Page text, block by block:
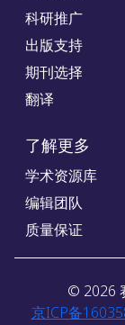
科研推广
出版支持
期刊选择
翻译
了解更多
学术资源库
编辑团队
质量保证
© 2026
京ICP备